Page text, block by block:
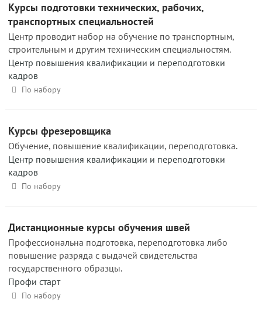
Курсы подготовки технических, рабочих,
транспортных специальностей
Центр проводит набор на обучение по транспортным,
строительным и другим техническим специальностям.
Центр повышения квалификации и переподготовки
кадров
По набору
Курсы фрезеровщика
Обучение, повышение квалификации, переподготовка.
Центр повышения квалификации и переподготовки
кадров
По набору
Дистанционные курсы обучения швей
Профессиональна подготовка, переподготовка либо
повышение разряда с выдачей свидетельства
государственного образцы.
Профи старт
По набору